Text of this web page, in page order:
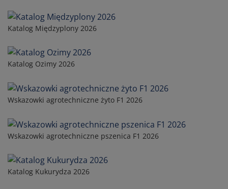
Katalog Międzyplony 2026
Katalog Ozimy 2026
Wskazowki agrotechniczne żyto F1 2026
Wskazowki agrotechniczne pszenica F1 2026
Katalog Kukurydza 2026